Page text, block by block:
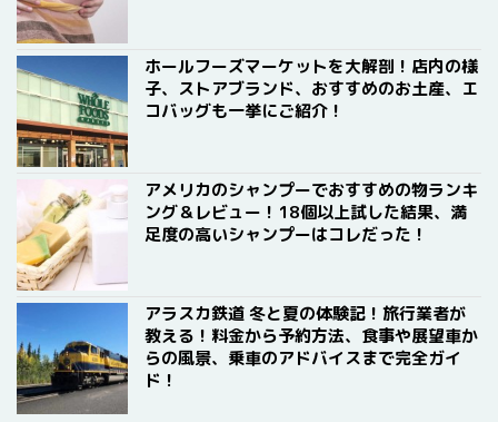
ホールフーズマーケットを大解剖！店内の様
子、ストアブランド、おすすめのお土産、エ
コバッグも一挙にご紹介！
アメリカのシャンプーでおすすめの物ランキ
ング＆レビュー！18個以上試した結果、満
足度の高いシャンプーはコレだった！
アラスカ鉄道 冬と夏の体験記！旅行業者が
教える！料金から予約方法、食事や展望車か
らの風景、乗車のアドバイスまで完全ガイ
ド！